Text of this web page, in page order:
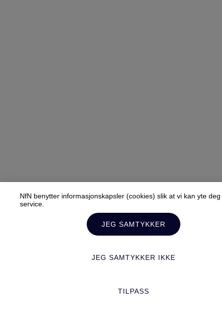
NfN benytter informasjonskapsler (cookies) slik at vi kan yte
service.
JEG SAMTYKKER
JEG SAMTYKKER IKKE
TILPASS